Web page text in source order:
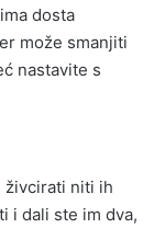
dosta
može smanjiti
nastavite s
živcirati niti ih
i dali ste im dva,